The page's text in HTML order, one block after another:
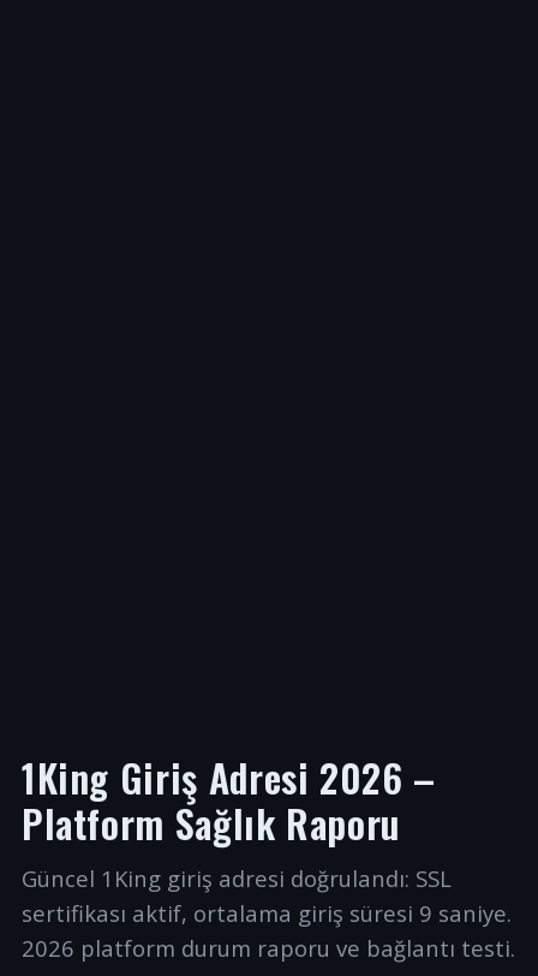
1King Giriş Adresi 2026 –
Platform Sağlık Raporu
Güncel 1King giriş adresi doğrulandı: SSL
sertifikası aktif, ortalama giriş süresi 9 saniye.
2026 platform durum raporu ve bağlantı testi.